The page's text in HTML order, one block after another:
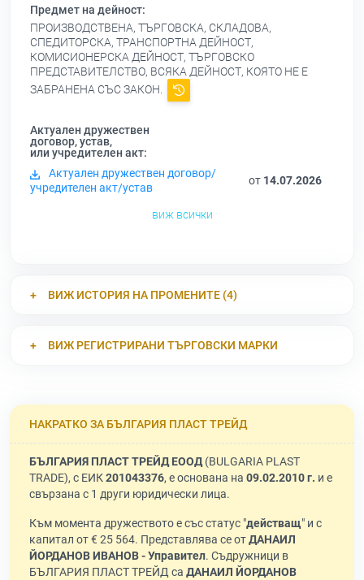
Предмет на дейност:
ПРОИЗВОДСТВЕНА, ТЪРГОВСКА, СКЛАДОВА,
СПЕДИТОРСКА, ТРАНСПОРТНА ДЕЙНОСТ,
КОМИСИОНЕРСКА ДЕЙНОСТ, ТЪРГОВСКО
ПРЕДСТАВИТЕЛСТВО, ВСЯКА ДЕЙНОСТ, КОЯТО НЕ Е
ЗАБРАНЕНА СЪС ЗАКОН.
Актуален дружествен
договор, устав,
или учредителен акт:
Актуален дружествен договор/
учредителен акт/устав
от 14.07.2026
виж всички
ВИЖ ИСТОРИЯ НА ПРОМЕНИТЕ (4)
ВИЖ РЕГИСТРИРАНИ ТЪРГОВСКИ МАРКИ
НАКРАТКО ЗА БЪЛГАРИЯ ПЛАСТ ТРЕЙД
БЪЛГАРИЯ ПЛАСТ ТРЕЙД ЕООД(BULGARIA PLAST
TRADE), с ЕИК201043376, е основана на 09.02.2010 г. и е
свързана с 1 други юридически лица.
Към момента дружеството е със статус "действащ" и с
капитал от € 25 564. Представлява се отДАНАИЛ
ЙОРДАНОВ ИВАНОВ - Управител. Съдружници в
БЪЛГАРИЯ ПЛАСТ ТРЕЙД са ДАНАИЛ ЙОРДАНОВ